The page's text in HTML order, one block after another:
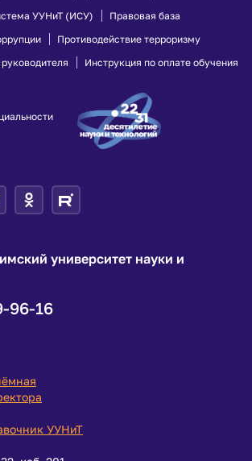
УУНиТ (ИСУ)
Правовая база
Противодействие терроризму
Инструкция по оплате обучения
университет науки и
96-16
УУНиТ